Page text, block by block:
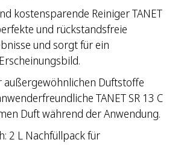
kostensparende Reiniger TANET
und rückstandsfreie
und sorgt für ein
außergewöhnlichen Duftstoffe
TANET SR 13 C
Duft während der Anwendung.
2 L Nachfüllpack für